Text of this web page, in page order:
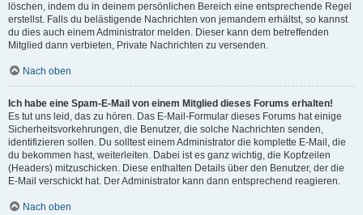
löschen, indem du in deinem persönlichen Bereich eine entsprechende Regel
erstellst. Falls du belästigende Nachrichten von jemandem erhältst, so kannst
du dies auch einem Administrator melden. Dieser kann dem betreffenden
Mitglied dann verbieten, Private Nachrichten zu versenden.
Nach oben
Ich habe eine Spam-E-Mail von einem Mitglied dieses Forums erhalten!
Es tut uns leid, das zu hören. Das E-Mail-Formular dieses Forums hat einige
Sicherheitsvorkehrungen, die Benutzer, die solche Nachrichten senden,
identifizieren sollen. Du solltest einem Administrator die komplette E-Mail, die
du bekommen hast, weiterleiten. Dabei ist es ganz wichtig, die Kopfzeilen
(Headers) mitzuschicken. Diese enthalten Details über den Benutzer, der die
E-Mail verschickt hat. Der Administrator kann dann entsprechend reagieren.
Nach oben